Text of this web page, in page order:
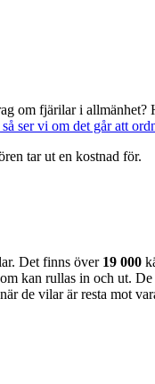
om fjärilar i
ser vi om det går att
tar ut en kostnad för.
Det finns över 19 000
kan rullas in och ut.
de vilar är resta mot